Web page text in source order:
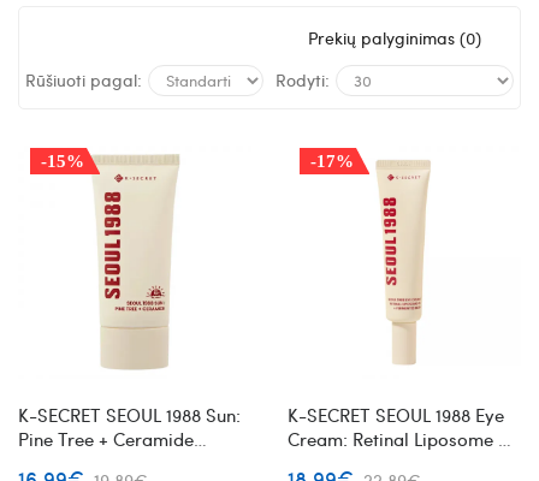
Prekių palyginimas (0)
Rūšiuoti pagal:
Rodyti:
-15%
K-SECRET SEOUL 1988 Sun:
Pine Tree + Ceramide
-17%
K-SECRET SEOUL 1988 Eye
Cream: Retinal Liposome 4%